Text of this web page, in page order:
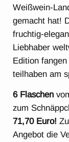
Weißwein-
gemacht hat!
fruchtig-
Liebhaber
Edition
teilhaben am
6 Flaschen
zum
71,70 Euro!
Angebot die